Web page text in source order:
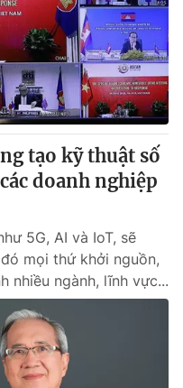
tạo kỹ thuật số
doanh nghiệp
5G, AI và IoT, sẽ
mọi thứ khởi nguồn,
nhiều ngành, lĩnh vực...